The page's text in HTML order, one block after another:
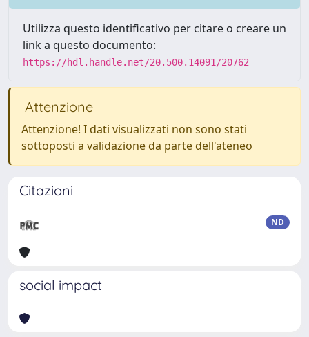
Utilizza questo identificativo per citare o creare un
link a questo documento:
https://hdl.handle.net/20.500.14091/20762
Attenzione
Attenzione! I dati visualizzati non sono stati
sottoposti a validazione da parte dell'ateneo
Citazioni
ND
social impact